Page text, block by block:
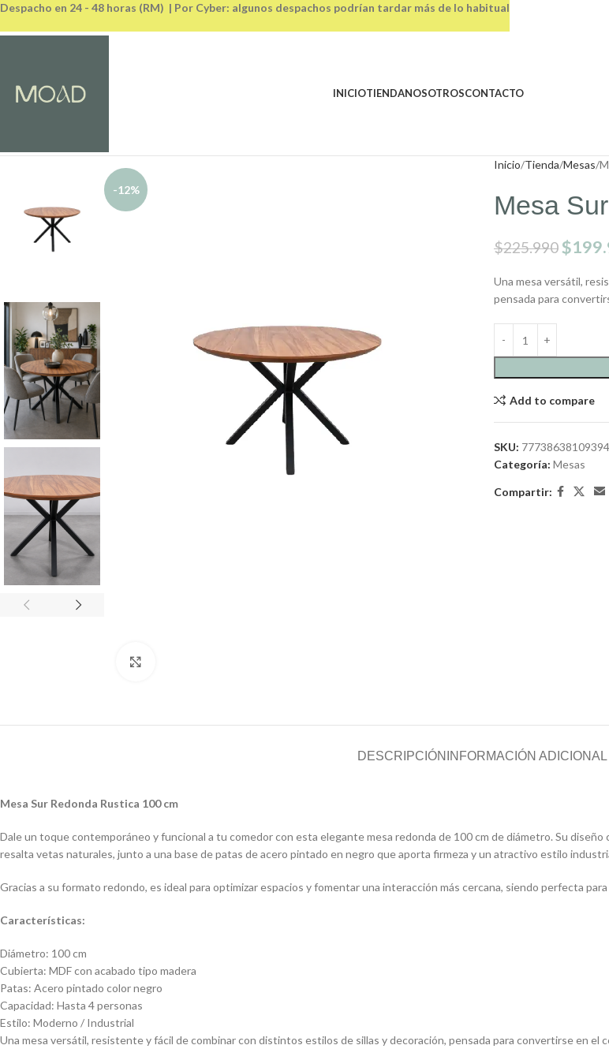
INICIOTIENDANOSOTROSCONTACTO
-12%
Inicio Tienda Mesas
Mesa
$225.990$
Una mesa versátil,
pensada para
Add to compare
SKU: 77738638109394
Categoría: Mesas
Compartir:
DESCRIPCIÓN INFORMACIÓN ADICIONAL
Mesa Sur Redonda Rustica 100 cm
Dale un toque contemporáneo y funcional a tu comedor con esta elegante mesa redonda de 100 cm de diámetro. Su diseño
resalta vetas naturales, junto a una base de patas de acero pintado en negro que aporta firmeza y un atractivo estilo
Gracias a su formato redondo, es ideal para optimizar espacios y fomentar una interacción más cercana, siendo perfecta
Características:
Diámetro: 100 cm
Cubierta: MDF con acabado tipo madera
Patas: Acero pintado color negro
Capacidad: Hasta 4 personas
Estilo: Moderno / Industrial
Una mesa versátil, resistente y fácil de combinar con distintos estilos de sillas y decoración, pensada para convertirse en el
Despacho en 24 - 48 horas (RM) | Por Cyber: algunos despachos podrían tardar más de lo habitual